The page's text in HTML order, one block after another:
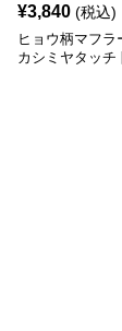
¥3,840 (税込)
ヒョウ柄マフラ
カシミヤタッチ